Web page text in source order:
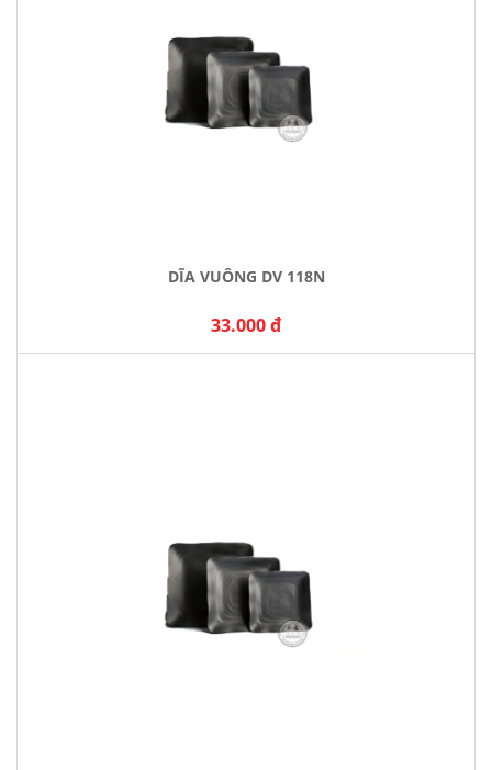
DĨA VUÔNG DV 118N
33.000 đ